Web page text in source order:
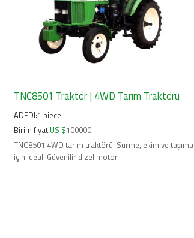
TNC8501 Traktör | 4WD Tarım Traktörü
ADEDI:1 piece
Birim fiyat:US $100000
TNC8501 4WD tarım traktörü. Sürme, ekim ve taşıma
için ideal. Güvenilir dizel motor.